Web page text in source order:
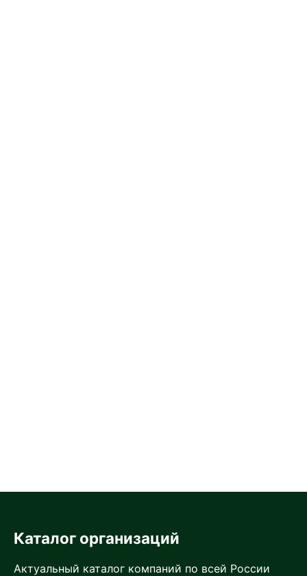
Каталог организаций
Актуальный каталог компаний по всей России